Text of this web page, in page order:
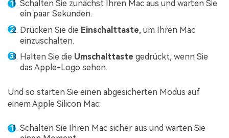
Schalten Sie zunächst Ihren Mac aus und warten Sie
ein paar Sekunden.
Drücken Sie die Einschalttaste, um Ihren Mac
einzuschalten.
Halten Sie die Umschalttaste gedrückt, wenn Sie
das Apple-Logo sehen.
Und so starten Sie einen abgesicherten Modus auf
einem Apple Silicon Mac:
Schalten Sie Ihren Mac sicher aus und warten Sie